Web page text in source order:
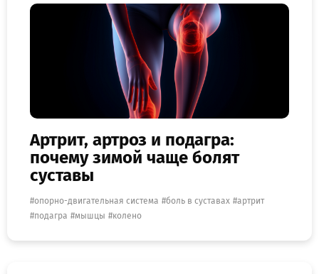
Артрит, артроз и подагра:
почему зимой чаще болят
суставы
опорно-двигательная система боль в суставах
артрит
подагра
мышцы колено